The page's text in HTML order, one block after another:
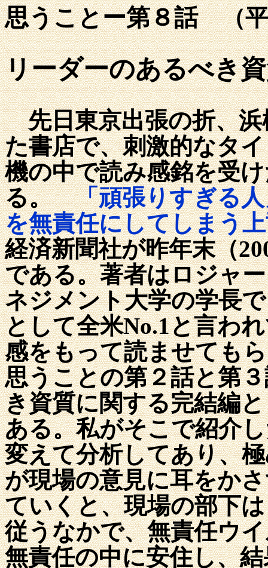
思うことー第８話（
リーダーのあるべき
先日東京出張の折、浜
た書店で、刺激的なタ
機の中で読み感銘を受
る。
「頑張りすぎる
を無責任にしてしまう
経済新聞社が昨年末（
である。著者はロジャ
ネジメント大学の学長
として全米No.1と言わ
感をもって読ませても
思うことの第２話と第
き資質に関する完結編
ある。私がそこで紹介
変えて分析してあり、
が現場の意見に耳をか
ていくと、現場の部下
従うなかで、無責任ウ
無責任の中に安住し、